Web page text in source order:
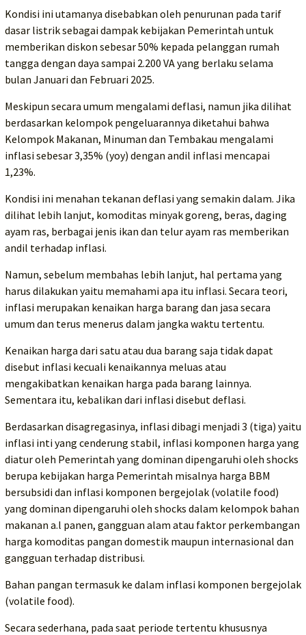
Kondisi ini utamanya disebabkan oleh penurunan pada tarif
dasar listrik sebagai dampak kebijakan Pemerintah untuk
memberikan diskon sebesar 50% kepada pelanggan rumah
tangga dengan daya sampai 2.200 VA yang berlaku selama
bulan Januari dan Februari 2025.
Meskipun secara umum mengalami deflasi, namun jika dilihat
berdasarkan kelompok pengeluarannya diketahui bahwa
Kelompok Makanan, Minuman dan Tembakau mengalami
inflasi sebesar 3,35% (yoy) dengan andil inflasi mencapai
1,23%.
Kondisi ini menahan tekanan deflasi yang semakin dalam. Jika
dilihat lebih lanjut, komoditas minyak goreng, beras, daging
ayam ras, berbagai jenis ikan dan telur ayam ras memberikan
andil terhadap inflasi.
Namun, sebelum membahas lebih lanjut, hal pertama yang
harus dilakukan yaitu memahami apa itu inflasi. Secara teori,
inflasi merupakan kenaikan harga barang dan jasa secara
umum dan terus menerus dalam jangka waktu tertentu.
Kenaikan harga dari satu atau dua barang saja tidak dapat
disebut inflasi kecuali kenaikannya meluas atau
mengakibatkan kenaikan harga pada barang lainnya.
Sementara itu, kebalikan dari inflasi disebut deflasi.
Berdasarkan disagregasinya, inflasi dibagi menjadi 3 (tiga) yaitu
inflasi inti yang cenderung stabil, inflasi komponen harga yang
diatur oleh Pemerintah yang dominan dipengaruhi oleh shocks
berupa kebijakan harga Pemerintah misalnya harga BBM
bersubsidi dan inflasi komponen bergejolak (volatile food)
yang dominan dipengaruhi oleh shocks dalam kelompok bahan
makanan a.l panen, gangguan alam atau faktor perkembangan
harga komoditas pangan domestik maupun internasional dan
gangguan terhadap distribusi.
Bahan pangan termasuk ke dalam inflasi komponen bergejolak
(volatile food).
Secara sederhana, pada saat periode tertentu khususnya